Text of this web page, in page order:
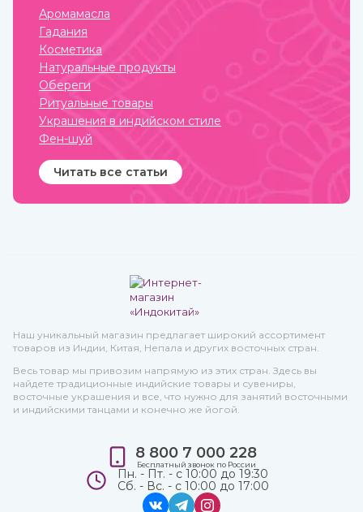
Купите любые эфирные
масла в интернет-магазине
ИндоКитай.
Аромамасла
Гадания
Косметика
Натуральные продукты
Обереги
Ритуальные товары
Украшения в индийском стиле
Фен-шуй
Читать все статьи
Наш уникальный магазин предлагает широкий ассортимент
товаров из Индии, Китая, Непала и других восточных стран.
Весь товар мы привозим напрямую из этих стран. Здесь вы
найдете традиционные индийские товары и сувениры,
восточные украшения и все, что нужно для занятий восточными
и индийскими танцами и конечно же йогой.
8 800 7 000 228
Бесплатный звонок по России
Пн. - Пт. - с 10:00 до 19:30
Сб. - Вс. - с 10:00 до 17:00